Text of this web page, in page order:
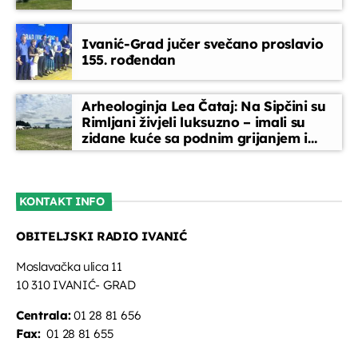
17:30 - 18:15
Djeca i mladi na radiju
18:15 - 19:00
19:00 - 21:00
Tko, što, zašto?
21:00 - 22:00
Ivanić-Grad jučer svečano proslavio
155. rođendan
Arheologinja Lea Čataj: Na Sipčini su
Rimljani živjeli luksuzno – imali su
zidane kuće sa podnim grijanjem i
oslikanim zidovima
KONTAKT INFO
OBITELJSKI RADIO IVANIĆ
Moslavačka ulica 11
10 310 IVANIĆ- GRAD
Centrala:01 28 81 656
Fax:01 28 81 655